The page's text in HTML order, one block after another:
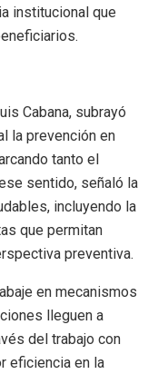
institucional que
Cabana, subrayó
la prevención en
tanto el
sentido, señaló la
incluyendo la
que permitan
preventiva.
en mecanismos
lleguen a
del trabajo con
eficiencia en la